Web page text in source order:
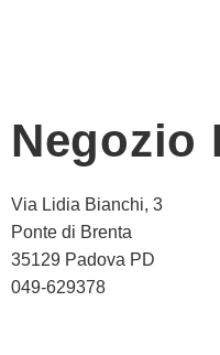
Rivenditori B2B
Franchising
Negozio
Via Lidia Bianchi, 3
Ponte di Brenta
35129 Padova PD
049-629378